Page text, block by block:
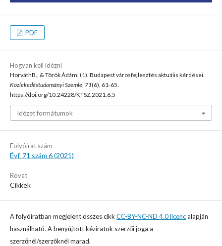
PDF
Hogyan kell idézni
HorváthB., & Török Ádám. (1). Budapest városfejlesztés aktuális kérdései.
Közlekedéstudományi Szemle 71(6), 61-65.
https://doi.org/10.24228/KTSZ.2021.6.5
Idézet formátumok
Folyóirat szám
Évf. 71 szám 6 (2021)
Rovat
Cikkek
A folyóiratban megjelent összes cikk CC-BY-NC-ND 4.0 licencalapján
használható. A benyújtott kéziratok szerzői joga a
szerzőnél/szerzőknél marad.